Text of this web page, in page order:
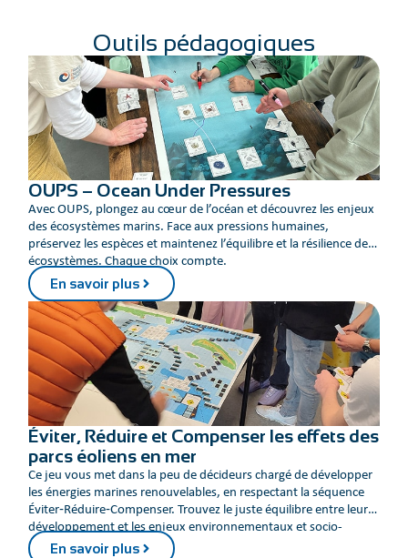
Outils pédagogiques
OUPS – Ocean Under Pressures
Avec OUPS, plongez au cœur de l’océan et découvrez les enjeux
des écosystèmes marins. Face aux pressions humaines,
préservez les espèces et maintenez l’équilibre et la résilience des
écosystèmes. Chaque choix compte.
En savoir plus
Éviter, Réduire et Compenser les effets des
parcs éoliens en mer
Ce jeu vous met dans la peu de décideurs chargé de développer
les énergies marines renouvelables, en respectant la séquence
Éviter‑Réduire‑Compenser. Trouvez le juste équilibre entre leur
développement et les enjeux environnementaux et socio-
économiques.
En savoir plus